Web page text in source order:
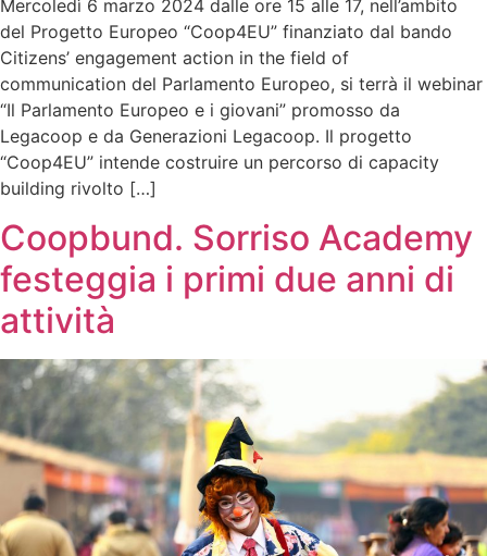
Mercoledì 6 marzo 2024 dalle ore 15 alle 17, nell’ambito
del Progetto Europeo “Coop4EU” finanziato dal bando
Citizens’ engagement action in the field of
communication del Parlamento Europeo, si terrà il webinar
“Il Parlamento Europeo e i giovani” promosso da
Legacoop e da Generazioni Legacoop. Il progetto
“Coop4EU” intende costruire un percorso di capacity
building rivolto […]
Coopbund. Sorriso Academy
festeggia i primi due anni di
attività